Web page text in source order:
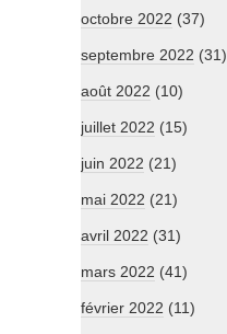
octobre 2022 (37)
septembre 2022 (31)
août 2022 (10)
juillet 2022 (15)
juin 2022 (21)
mai 2022 (21)
avril 2022 (31)
mars 2022 (41)
février 2022 (11)